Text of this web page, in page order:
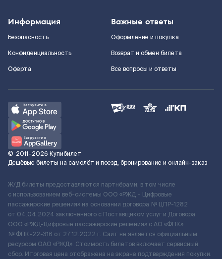
Информация
Безопасность
Конфиденциальность
Оферта
Важные ответы
Оформление и покупка
Возврат и обмен билета
Все вопросы и ответы
© 2011–2026 Купибилет
Дешёвые билеты на самолёт и поезд, бронирование и онлайн-заказ
Ж/Д билеты предоставляются партнёрами, в том числе
с использованием веб-системы ООО «РЖД – Цифровые
пассажирские решения» на основании договора № ЦПР-1282
от 04.04.2024 заключенного с Поставщиком услуг и Договора
ООО «РЖД-Цифровые пассажирские решения» c АО «ФПК»
№ ФПК-22-316 от 27.12.2022 г. Сайт не является официальным
ресурсом ОАО «РЖД». Стоимость билетов включает сервисный
сбор. Итоговая цена отображена на экране подтверждения покупки.